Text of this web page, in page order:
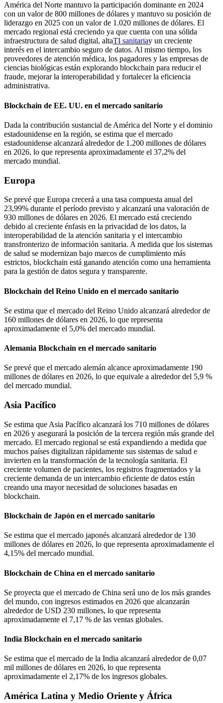
América del Norte mantuvo la participación dominante en 2024
con un valor de 800 millones de dólares y mantuvo su posición de
liderazgo en 2025 con un valor de 1.020 millones de dólares. El
mercado regional está creciendo ya que cuenta con una sólida
infraestructura de salud digital, altaTI sanitariay un creciente
interés en el intercambio seguro de datos. Al mismo tiempo, los
proveedores de atención médica, los pagadores y las empresas de
ciencias biológicas están explorando blockchain para reducir el
fraude, mejorar la interoperabilidad y fortalecer la eficiencia
administrativa.
Blockchain de EE. UU. en el mercado sanitario
Dada la contribución sustancial de América del Norte y el dominio
estadounidense en la región, se estima que el mercado
estadounidense alcanzará alrededor de 1.200 millones de dólares
en 2026, lo que representa aproximadamente el 37,2% del
mercado mundial.
Europa
Se prevé que Europa crecerá a una tasa compuesta anual del
23,99% durante el período previsto y alcanzará una valoración de
930 millones de dólares en 2026. El mercado está creciendo
debido al creciente énfasis en la privacidad de los datos, la
interoperabilidad de la atención sanitaria y el intercambio
transfronterizo de información sanitaria. A medida que los sistemas
de salud se modernizan bajo marcos de cumplimiento más
estrictos, blockchain está ganando atención como una herramienta
para la gestión de datos segura y transparente.
Blockchain del Reino Unido en el mercado sanitario
Se estima que el mercado del Reino Unido alcanzará alrededor de
160 millones de dólares en 2026, lo que representa
aproximadamente el 5,0% del mercado mundial.
Alemania Blockchain en el mercado sanitario
Se prevé que el mercado alemán alcance aproximadamente 190
millones de dólares en 2026, lo que equivale a alrededor del 5,9 %
del mercado mundial.
Asia Pacífico
Se estima que Asia Pacífico alcanzará los 710 millones de dólares
en 2026 y asegurará la posición de la tercera región más grande del
mercado. El mercado regional se está expandiendo a medida que
muchos países digitalizan rápidamente sus sistemas de salud e
invierten en la transformación de la tecnología sanitaria. El
creciente volumen de pacientes, los registros fragmentados y la
creciente demanda de un intercambio eficiente de datos están
creando una mayor necesidad de soluciones basadas en
blockchain.
Blockchain de Japón en el mercado sanitario
Se estima que el mercado japonés alcanzará alrededor de 130
millones de dólares en 2026, lo que representa aproximadamente el
4,15% del mercado mundial.
Blockchain de China en el mercado sanitario
Se proyecta que el mercado de China será uno de los más grandes
del mundo, con ingresos estimados en 2026 que alcanzarán
alrededor de USD 230 millones, lo que representa
aproximadamente el 7,17 % de las ventas globales.
India Blockchain en el mercado sanitario
Se estima que el mercado de la India alcanzará alrededor de 0,07
mil millones de dólares en 2026, lo que representa
aproximadamente el 2,17% de los ingresos globales.
América Latina y Medio Oriente y África